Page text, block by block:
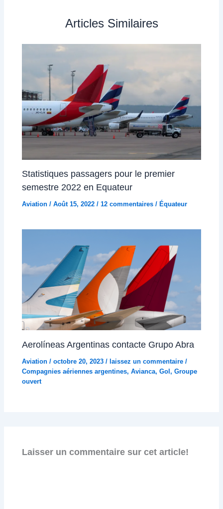
Articles Similaires
Statistiques passagers pour le premier
semestre 2022 en Equateur
Aviation /Août 15, 2022/12 commentaires / Équateur
Aerolíneas Argentinas contacte Grupo Abra
Aviation /octobre 20, 2023/laissez un commentaire /
Compagnies aériennes argentines,Avianca,Gol,Groupe
ouvert
Laisser un commentaire sur cet article!